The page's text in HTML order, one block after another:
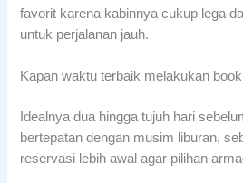
favorit karena kabinnya cukup lega
untuk perjalanan jauh.
Kapan waktu terbaik melakukan
Idealnya dua hingga tujuh hari
bertepatan dengan musim liburan,
reservasi lebih awal agar pilihan